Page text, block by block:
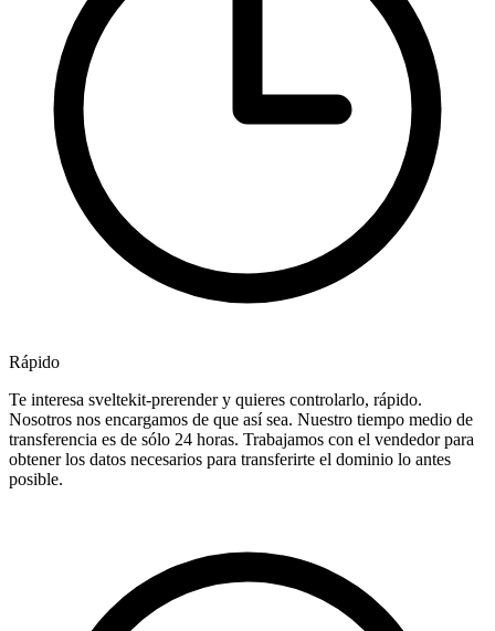
Rápido
Te interesa sveltekit-prerender y quieres controlarlo, rápido.
Nosotros nos encargamos de que así sea. Nuestro tiempo medio de
transferencia es de sólo 24 horas. Trabajamos con el vendedor para
obtener los datos necesarios para transferirte el dominio lo antes
posible.